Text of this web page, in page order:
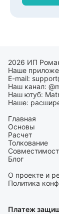
2026 ИП
Наше
E-mail:
Наш канал:
Наш ютуб:
Наше:
Главная
Основы
Расчет
Толкование
Блог
О проекте и
Политика
Платеж